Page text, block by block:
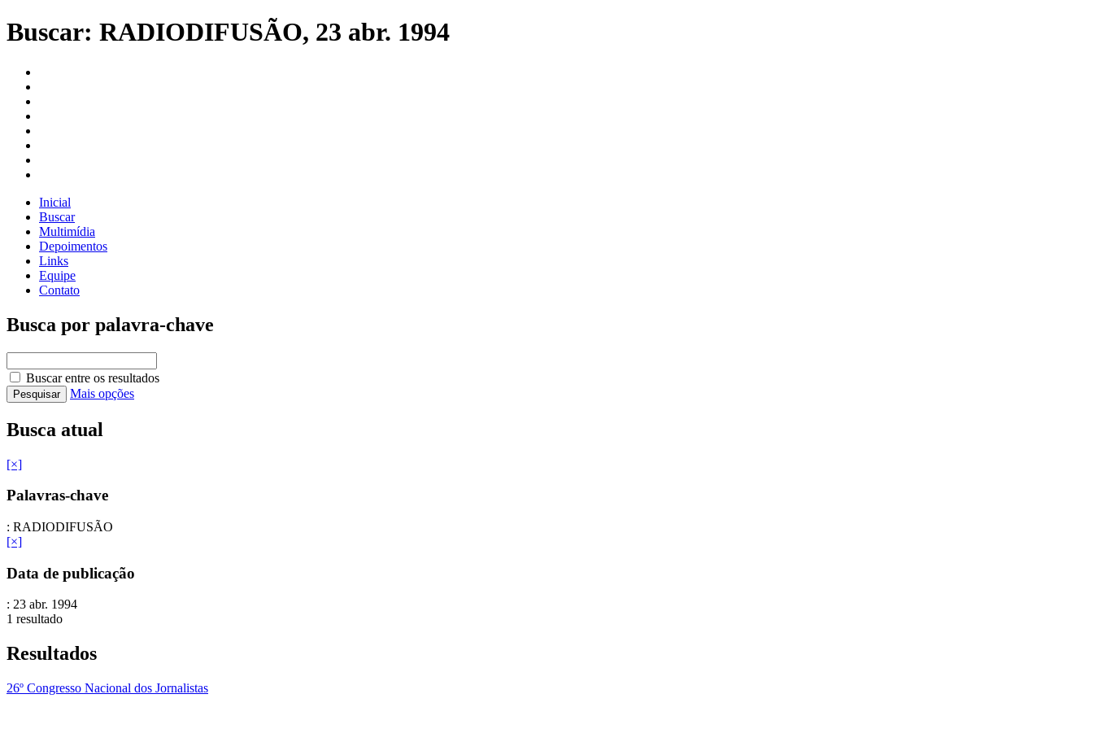
Buscar: RADIODIFUSÃO, 23 abr. 1994
Inicial
Buscar
Multimídia
Depoimentos
Links
Equipe
Contato
Busca por palavra-chave
Buscar entre os resultados
Mais opções
Busca atual
[×]
Palavras-chave
: RADIODIFUSÃO
[×]
Data de publicação
: 23 abr. 1994
1 resultado
Resultados
26º Congresso Nacional dos Jornalistas